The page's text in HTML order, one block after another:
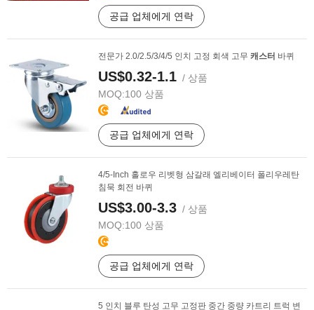
공급 업체에게 연락
전문가 2.0/2.5/3/4/5 인치 고정 회색 고무 캐스터 바퀴
US$0.32-1.1 / 상품
MOQ:100 상품
공급 업체에게 연락
4/5-Inch 홀로우 리벳형 삼갈래 엘리베이터 폴리우레탄
침묵 회전 바퀴
US$3.00-3.3 / 상품
MOQ:100 상품
공급 업체에게 연락
5 인치 블루 탄성 고무 고정판 중간 중량 카트리 트럭 변